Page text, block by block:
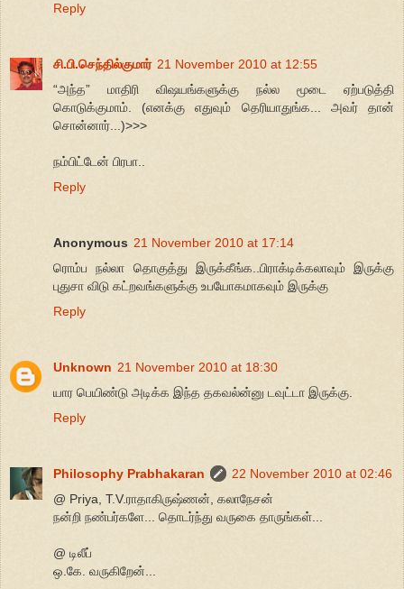
Reply
சி.பி.செந்தில்குமார் 21 November 2010 at 12:55
“அந்த” மாதிரி விஷயங்களுக்கு நல்ல மூடை ஏற்படுத்தி
கொடுக்குமாம். (எனக்கு எதுவும் தெரியாதுங்க... அவர் தான்
சொன்னார்...)>>>
நம்பிட்டேன் பிரபா..
Reply
Anonymous 21 November 2010 at 17:14
ரொம்ப நல்லா தொகுத்து இருக்கீங்க..பிராக்டிக்கலாவும் இருக்கு
புதுசா விடு கட்றவங்களுக்கு உபயோகமாகவும் இருக்கு
Reply
Unknown 21 November 2010 at 18:30
யார பெயிண்டு அடிக்க இந்த தகவல்ன்னு டவுட்டா இருக்கு.
Reply
Philosophy Prabhakaran
22 November 2010 at 02:46
@ Priya, T.V.ராதாகிருஷ்ணன், கலாநேசன்
நன்றி நண்பர்களே... தொடர்ந்து வருகை தாருங்கள்...
@ டிலீப்
ஒ.கே. வருகிறேன்...